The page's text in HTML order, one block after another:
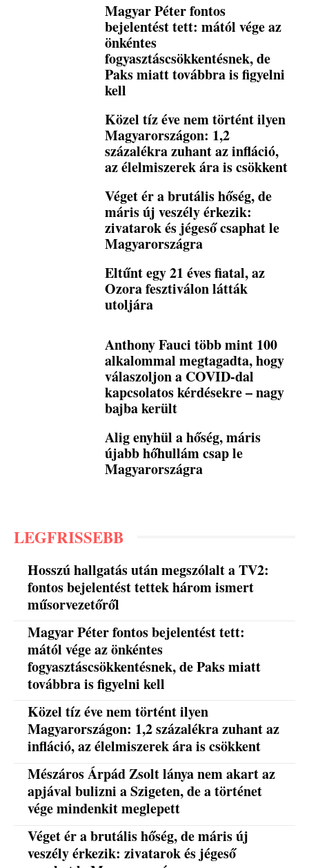
Magyar Péter fontos
bejelentést tett: mától vége az
önkéntes
fogyasztáscsökkentésnek, de
Paks miatt továbbra is figyelni
kell
Közel tíz éve nem történt ilyen
Magyarországon: 1,2
százalékra zuhant az infláció,
az élelmiszerek ára is csökkent
Véget ér a brutális hőség, de
máris új veszély érkezik:
zivatarok és jégeső csaphat le
Magyarországra
Eltűnt egy 21 éves fiatal, az
Ozora fesztiválon látták
utoljára
Anthony Fauci több mint 100
alkalommal megtagadta, hogy
válaszoljon a COVID-dal
kapcsolatos kérdésekre – nagy
bajba került
Alig enyhül a hőség, máris
újabb hőhullám csap le
Magyarországra
LEGFRISSEBB
Hosszú hallgatás után megszólalt a TV2:
fontos bejelentést tettek három ismert
műsorvezetőről
Magyar Péter fontos bejelentést tett:
mától vége az önkéntes
fogyasztáscsökkentésnek, de Paks miatt
továbbra is figyelni kell
Közel tíz éve nem történt ilyen
Magyarországon: 1,2 százalékra zuhant az
infláció, az élelmiszerek ára is csökkent
Mészáros Árpád Zsolt lánya nem akart az
apjával bulizni a Szigeten, de a történet
vége mindenkit meglepett
Véget ér a brutális hőség, de máris új
veszély érkezik: zivatarok és jégeső